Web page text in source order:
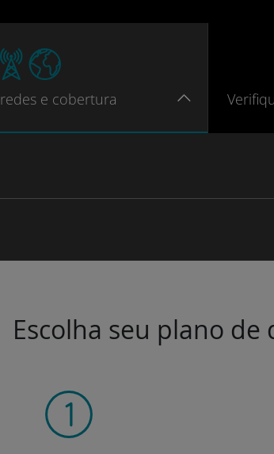
redes e cobertura
Escolha seu plano